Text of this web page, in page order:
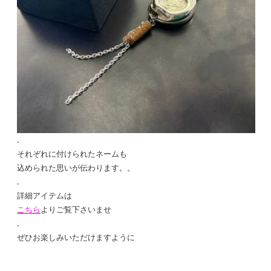
.
それぞれに付けられたネームも
込められた思いが伝わります。。
.
詳細アイテムは
こちら よりご覧下さいませ
.
ぜひお楽しみいただけますように